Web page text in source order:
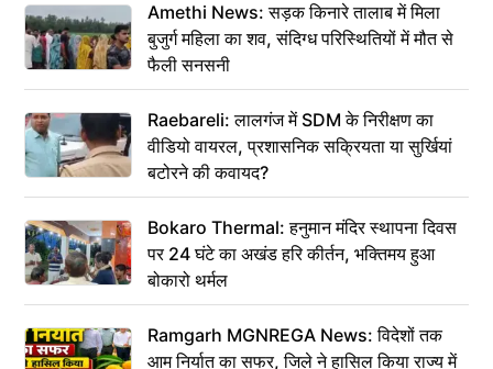
Amethi News: सड़क किनारे तालाब में मिला
बुजुर्ग महिला का शव, संदिग्ध परिस्थितियों में मौत से
फैली सनसनी
Raebareli: लालगंज में SDM के निरीक्षण का
वीडियो वायरल, प्रशासनिक सक्रियता या सुर्खियां
बटोरने की कवायद?
Bokaro Thermal: हनुमान मंदिर स्थापना दिवस
पर 24 घंटे का अखंड हरि कीर्तन, भक्तिमय हुआ
बोकारो थर्मल
Ramgarh MGNREGA News: विदेशों तक
आम निर्यात का सफर, जिले ने हासिल किया राज्य में